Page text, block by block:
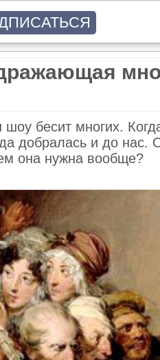
бесит многих.
добралась и до нас.
она нужна вообще?